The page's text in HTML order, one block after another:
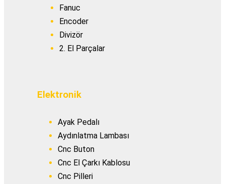
Fanuc
Encoder
Divizör
2. El Parçalar
Elektronik
Ayak Pedalı
Aydınlatma Lambası
Cnc Buton
Cnc El Çarkı Kablosu
Cnc Pilleri